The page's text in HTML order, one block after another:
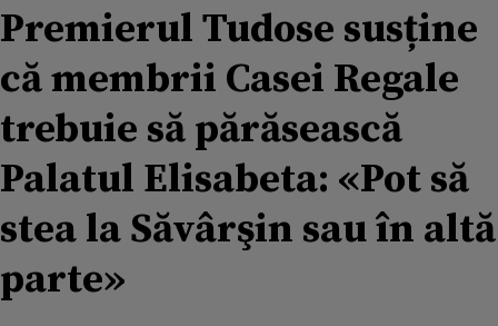
Premierul Tudose susține
că membrii Casei Regale
trebuie să părăsească
Palatul Elisabeta: «Pot să
stea la Săvârşin sau în altă
parte»